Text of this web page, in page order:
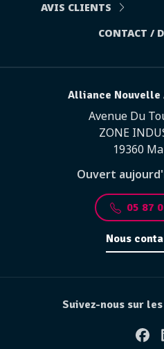
AVIS CLIENTS
CONTACT /
Alliance Nouvelle
Avenue Du
ZONE
19360
Ouvert
05 87
Nous
Suivez-nous sur